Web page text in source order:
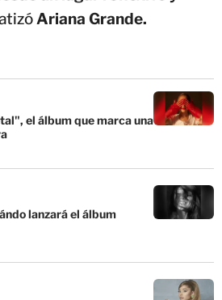
Ariana Grande.
el álbum que marca una
lanzará el álbum